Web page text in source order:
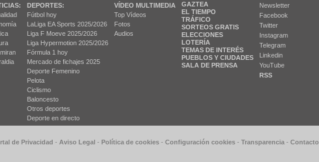
DEPORTES:
Fútbol hoy
LaLiga EA Sports 2025/2026
Liga F Moeve 2025/2026
Liga Hypermotion 2025/2026
Fórmula 1 hoy
Mercado de fichajes 2025
Deporte Femenino
Pelota
Ciclismo
Baloncesto
Otros deportes
Deporte en directo
VÍDEO MULTIMEDIA
Top Vídeos
Fotos
Audios
GAZTEA
EL TIEMPO
TRÁFICO
SORTEOS GRATIS
ELECCIONES
LOTERÍA
TEMAS DE INTERÉS
PUEBLOS Y CIUDADES
SALA DE PRENSA
Newsletter
Facebook
Twitter
Instagram
Telegram
Linkedin
YouTube
RSS
de Privacidad - Aviso Legal - Política de cookies - Configuración cookies - Transparencia - Contacto